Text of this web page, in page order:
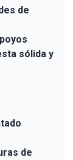
de
sólida y
de